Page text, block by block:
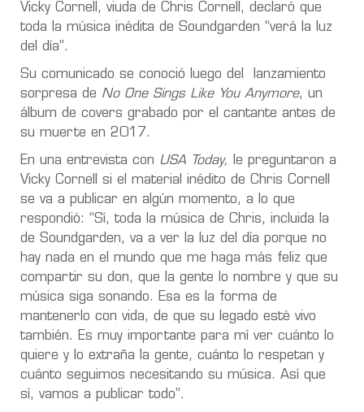
Vicky Cornell, viuda de Chris Cornell, declaró que
toda la música inédita de Soundgarden “verá la luz
del día”.
Su comunicado se conoció luego del lanzamiento
sorpresa de No One Sings Like You Anymore, un
álbum de covers grabado por el cantante antes de
su muerte en 2017.
En una entrevista con USA Today,
le preguntaron a
Vicky Cornell si el material inédito de Chris Cornell
se va a publicar en algún momento, a lo que
respondió: “Sí, toda la música de Chris, incluida la
de Soundgarden, va a ver la luz del día porque no
hay nada en el mundo que me haga más feliz que
compartir su don, que la gente lo nombre y que su
música siga sonando. Esa es la forma de
mantenerlo con vida, de que su legado esté vivo
también. Es muy importante para mí ver cuánto lo
quiere y lo extraña la gente, cuánto lo respetan y
cuánto seguimos necesitando su música. Así que
sí, vamos a publicar todo”.